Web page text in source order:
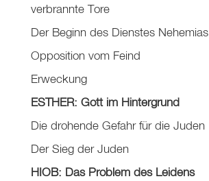
verbrannte Tore
Der Beginn des Dienstes Nehemias
Opposition vom Feind
Erweckung
ESTHER: Gott im Hintergrund
Die drohende Gefahr für die Juden
Der Sieg der Juden
HIOB: Das Problem des Leidens